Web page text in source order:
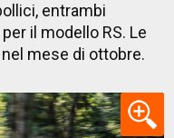
entrambi
il modello RS. Le
mese di ottobre.